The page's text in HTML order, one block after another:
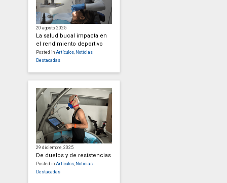
20 agosto, 2025
La salud bucal impacta en
el rendimiento deportivo
Posted in Artículos Noticias
Destacadas
29 diciembre, 2025
De duelos y de resistencias
Posted in Artículos Noticias
Destacadas